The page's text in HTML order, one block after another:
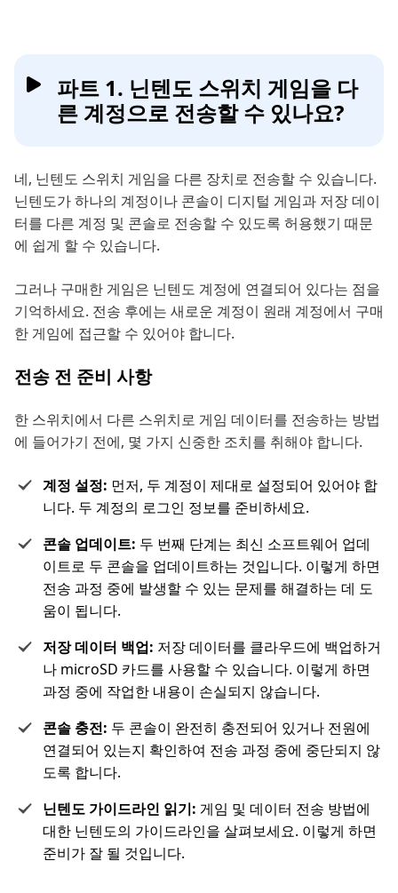
파트 1. 닌텐도 스위치 게임을 다
른 계정으로 전송할 수 있나요?
네, 닌텐도 스위치 게임을 다른 장치로 전송할 수 있습니다.
닌텐도가 하나의 계정이나 콘솔이 디지털 게임과 저장 데이
터를 다른 계정 및 콘솔로 전송할 수 있도록 허용했기 때문
에 쉽게 할 수 있습니다.
그러나 구매한 게임은 닌텐도 계정에 연결되어 있다는 점을
기억하세요. 전송 후에는 새로운 계정이 원래 계정에서 구매
한 게임에 접근할 수 있어야 합니다.
전송 전 준비 사항
한 스위치에서 다른 스위치로 게임 데이터를 전송하는 방법
에 들어가기 전에, 몇 가지 신중한 조치를 취해야 합니다.
계정 설정: 먼저, 두 계정이 제대로 설정되어 있어야 합
니다. 두 계정의 로그인 정보를 준비하세요.
콘솔 업데이트: 두 번째 단계는 최신 소프트웨어 업데
이트로 두 콘솔을 업데이트하는 것입니다. 이렇게 하면
전송 과정 중에 발생할 수 있는 문제를 해결하는 데 도
움이 됩니다.
저장 데이터 백업: 저장 데이터를 클라우드에 백업하거
나 microSD 카드를 사용할 수 있습니다. 이렇게 하면
과정 중에 작업한 내용이 손실되지 않습니다.
콘솔 충전: 두 콘솔이 완전히 충전되어 있거나 전원에
연결되어 있는지 확인하여 전송 과정 중에 중단되지 않
도록 합니다.
닌텐도 가이드라인 읽기: 게임 및 데이터 전송 방법에
대한 닌텐도의 가이드라인을 살펴보세요. 이렇게 하면
준비가 잘 될 것입니다.